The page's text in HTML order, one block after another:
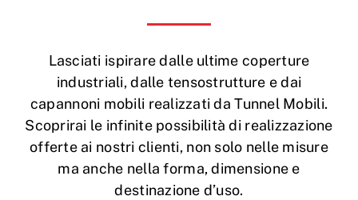
Lasciati ispirare dalle ultime coperture
industriali, dalle tensostrutture e dai
capannoni mobili realizzati da Tunnel Mobili.
Scoprirai le infinite possibilità di realizzazione
offerte ai nostri clienti, non solo nelle misure
ma anche nella forma, dimensione e
destinazione d’uso.